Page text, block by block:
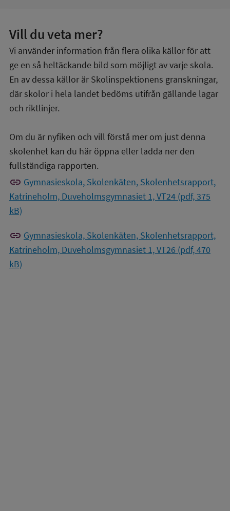
Vill du veta mer?
Vi använder information från flera olika källor för att
ge en så heltäckande bild som möjligt av varje skola.
En av dessa källor är Skolinspektionens granskningar,
där skolor i hela landet bedöms utifrån gällande lagar
och riktlinjer.
Om du är nyfiken och vill förstå mer om just denna
skolenhet kan du här öppna eller ladda ner den
fullständiga rapporten.
link Gymnasieskola, Skolenkäten, Skolenhetsrapport,
Katrineholm, Duveholmsgymnasiet 1, VT24 (pdf, 375
kB)
link Gymnasieskola, Skolenkäten, Skolenhetsrapport,
Katrineholm, Duveholmsgymnasiet 1, VT26 (pdf, 470
kB)